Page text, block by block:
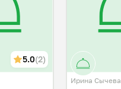
5.0(2)
Ирина Сычева